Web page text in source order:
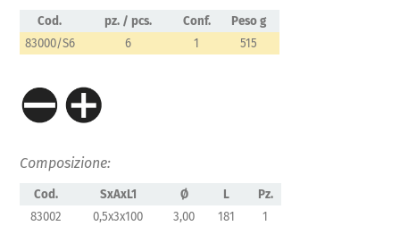
Cod. pz. / pcs. Conf.
Peso g
83000/S6
6 1 515
Composizione:
Cod. SxAxL1 Ø L
Pz.
83002
0,5x3x100 3,00 181
1